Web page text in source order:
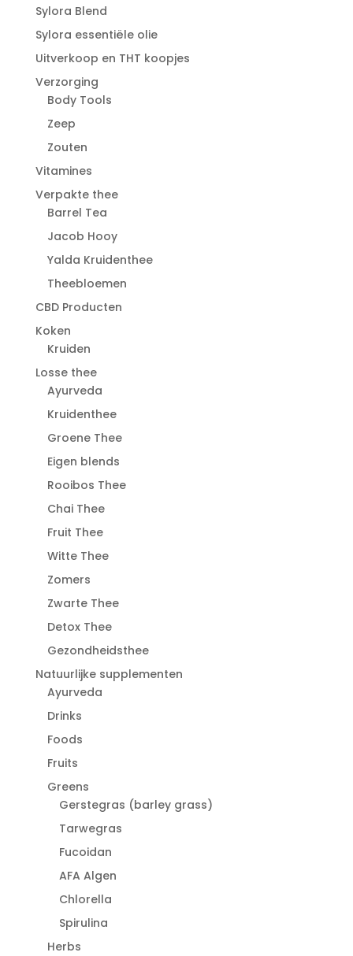
Sylora Blend
Sylora essentiële olie
Uitverkoop en THT koopjes
Verzorging
Body Tools
Zeep
Zouten
Vitamines
Verpakte thee
Barrel Tea
Jacob Hooy
Yalda Kruidenthee
Theebloemen
CBD Producten
Koken
Kruiden
Losse thee
Ayurveda
Kruidenthee
Groene Thee
Eigen blends
Rooibos Thee
Chai Thee
Fruit Thee
Witte Thee
Zomers
Zwarte Thee
Detox Thee
Gezondheidsthee
Natuurlijke supplementen
Ayurveda
Drinks
Foods
Fruits
Greens
Gerstegras (barley grass)
Tarwegras
Fucoidan
AFA Algen
Chlorella
Spirulina
Herbs